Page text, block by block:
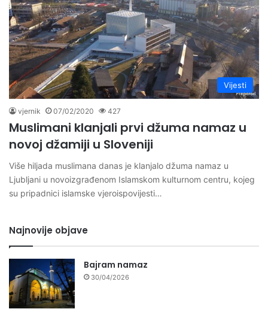
Vijesti
vjernik 07/02/2020 427
Muslimani klanjali prvi džuma namaz u
novoj džamiji u Sloveniji
Više hiljada muslimana danas je klanjalo džuma namaz u
Ljubljani u novoizgrađenom Islamskom kulturnom centru, kojeg
su pripadnici islamske vjeroispovijesti…
Najnovije objave
Bajram namaz
30/04/2026